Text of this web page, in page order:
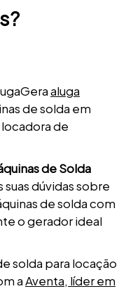
aluga
de solda em
locadora de
de Solda
suas dúvidas sobre
de solda com
o gerador ideal
solda para locação
aAventa, líder em